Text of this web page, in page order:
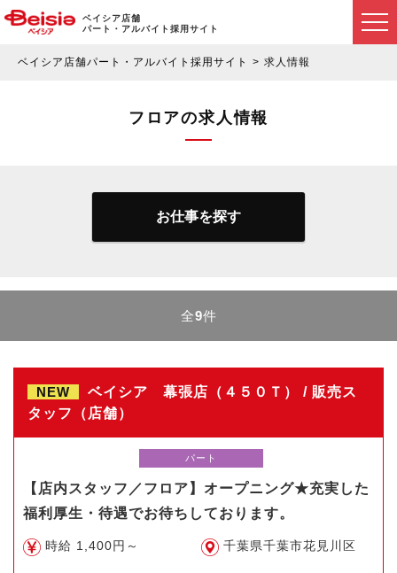
ベイシア店舗
パート・アルバイト採用サイト
ベイシア店舗パート・アルバイト採用サイト 求人情報
フロアの求人情報
お仕事を探す
全9件
NEW
ベイシア 幕張店（４５０Ｔ） / 販売ス
タッフ（店舗）
パート
【店内スタッフ／フロア】オープニング★充実した
福利厚生・待遇でお待ちしております。
時給 1,400円～ 千葉県千葉市花見川区